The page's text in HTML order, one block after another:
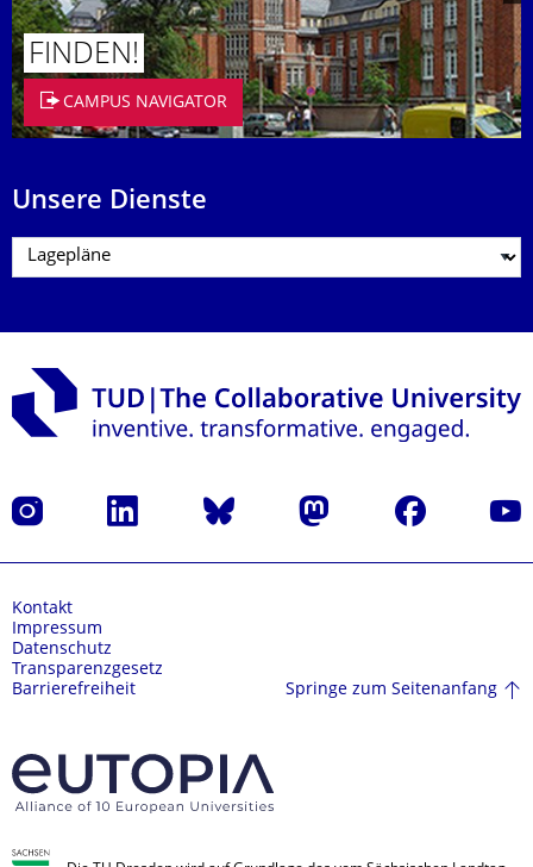
FINDEN!
CAMPUS NAVIGATOR
Unsere Dienste
Instagram LinkedIn Bluesky Mastodon Facebook
Kontakt
Impressum
Datenschutz
Transparenzgesetz
Barrierefreiheit
Springe zum Seitenanfang